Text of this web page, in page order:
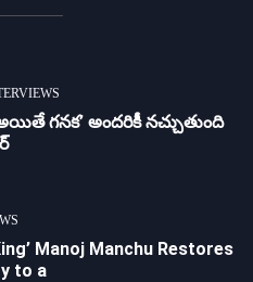
గ‌న‌క‌’ అందరికీ నచ్చుతుంది
Manoj Manchu Restores
to a